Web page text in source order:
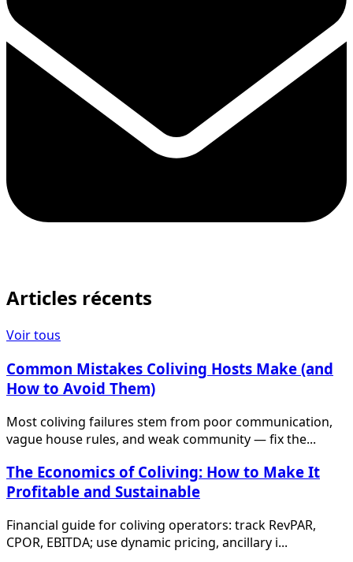
Articles récents
Voir tous
Common Mistakes Coliving Hosts Make (and
How to Avoid Them)
Most coliving failures stem from poor communication,
vague house rules, and weak community — fix the...
The Economics of Coliving: How to Make It
Profitable and Sustainable
Financial guide for coliving operators: track RevPAR,
CPOR, EBITDA; use dynamic pricing, ancillary i...